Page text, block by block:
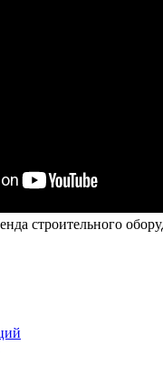
строительного